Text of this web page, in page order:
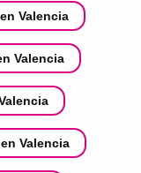
Valencia
Valencia
Valencia